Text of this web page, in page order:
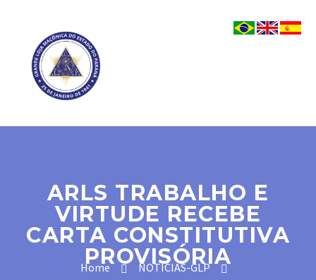
ARLS TRABALHO E
VIRTUDE RECEBE
CARTA CONSTITUTIVA
PROVISÓRIA
Home
NOTICIAS-GLP